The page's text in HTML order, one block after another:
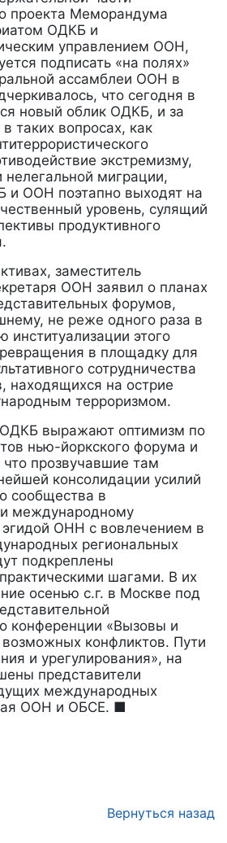
проекта Меморандума
ОДКБ и
управлением ООН,
подписать «на полях»
ассамблеи ООН в
что сегодня в
новый облик ОДКБ, и за
таких вопросах, как
экстремизму,
нелегальной миграции,
и ООН поэтапно выходят на
уровень, сулящий
продуктивного
заместитель
ООН заявил о планах
форумов,
не реже одного раза в
институализации этого
в площадку для
сотрудничества
находящихся на острие
терроризмом.
ОДКБ выражают оптимизм по
нью-йоркского форума и
что прозвучавшие там
консолидации усилий
сообщества в
международному
ОНН с вовлечением в
региональных
подкреплены
шагами. В их
осенью с.г. в Москве под
конференции «Вызовы и
конфликтов. Пути
и урегулирования», на
представители
международных
ООН и ОБСЕ. ■
Вернуться назад